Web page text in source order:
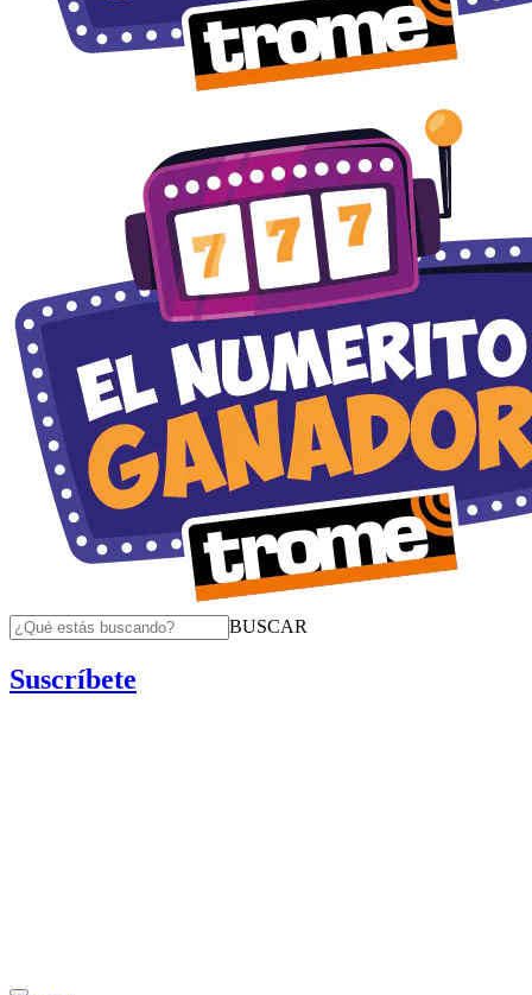
BUSCAR
Suscríbete